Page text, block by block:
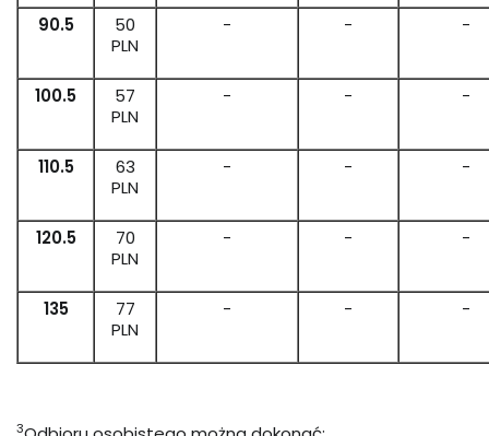
90.5
50
PLN
- - -
100.5
57
PLN
- - -
110.5
63
PLN
- - -
120.5
70
PLN
- - -
135
77
PLN
- - -
3